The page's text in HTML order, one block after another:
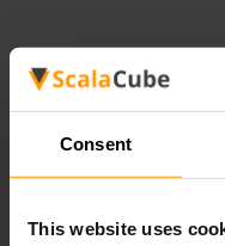
Consent
This website uses